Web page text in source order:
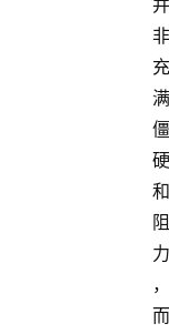
并
非
充
满
僵
硬
和
阻
力
，
而